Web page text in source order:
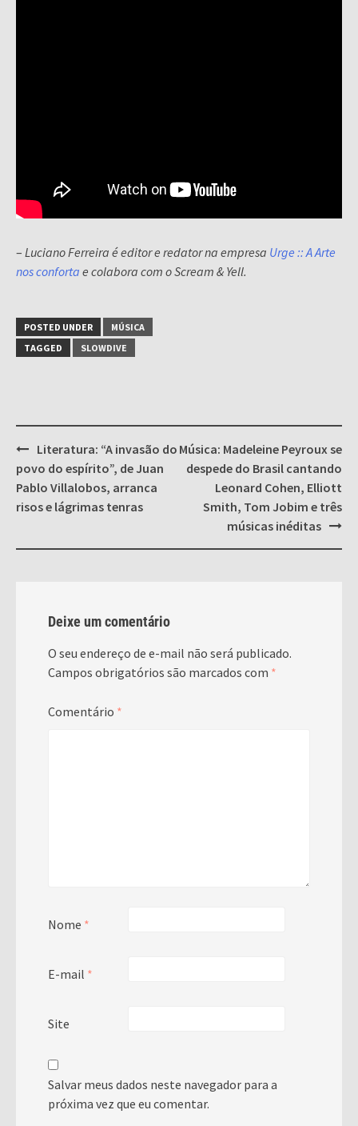
– Luciano Ferreira é editor e redator na empresa Urge :: A Arte
nos conforta e colabora com o Scream & Yell.
POSTED UNDER
MÚSICA
TAGGED
SLOWDIVE
Post
navigation
Literatura: “A invasão do
povo do espírito”, de Juan
Pablo Villalobos, arranca
risos e lágrimas tenras
Música: Madeleine Peyroux se
despede do Brasil cantando
Leonard Cohen, Elliott
Smith, Tom Jobim e três
músicas inéditas
Deixe um comentário
O seu endereço de e-mail não será publicado.
Campos obrigatórios são marcados com *
Comentário *
Nome *
E-mail *
Site
Salvar meus dados neste navegador para a
próxima vez que eu comentar.